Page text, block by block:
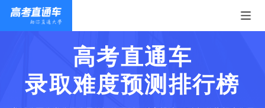
高考直通车
录取难度预测排行榜